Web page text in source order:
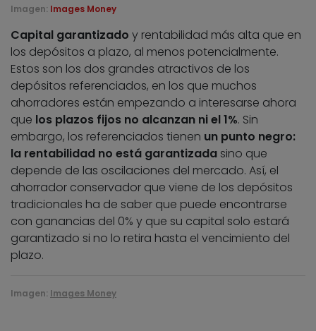
Imagen: Images Money
Capital garantizado y rentabilidad más alta que en
los depósitos a plazo, al menos potencialmente.
Estos son los dos grandes atractivos de los
depósitos referenciados, en los que muchos
ahorradores están empezando a interesarse ahora
que los plazos fijos no alcanzan ni el 1%. Sin
embargo, los referenciados tienen un punto negro:
la rentabilidad no está garantizada sino que
depende de las oscilaciones del mercado. Así, el
ahorrador conservador que viene de los depósitos
tradicionales ha de saber que puede encontrarse
con ganancias del 0% y que su capital solo estará
garantizado si no lo retira hasta el vencimiento del
plazo.
Imagen: Images Money